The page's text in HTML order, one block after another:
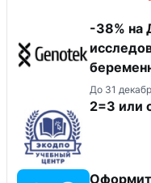
-38% на
До 31
2=3 или